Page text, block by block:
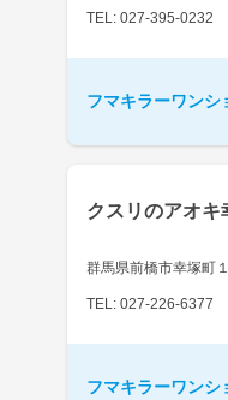
TEL: 027-395-0232
フマキラーワンシ
クスリのアオキ
群馬県前橋市幸塚町
TEL: 027-226-6377
フマキラーワンシ